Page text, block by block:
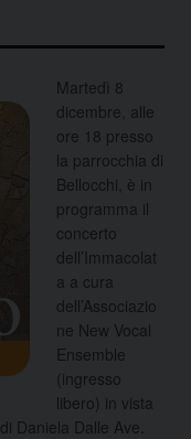
Martedì 8
dicembre, alle
ore 18 presso
la parrocchia di
Bellocchi, è in
programma il
concerto
dell’Immacolat
a a cura
dell’Associazio
ne New Vocal
Ensemble
(ingresso
libero) in vista
di Daniela Dalle Ave.